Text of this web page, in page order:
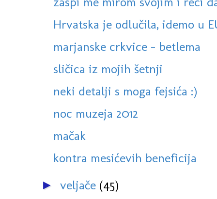
Hrvatska je odlučila, idemo u
marjanske crkvice - betlema
sličica iz mojih šetnji
neki detalji s moga fejsića :)
noc muzeja 2012
mačak
kontra mesićevih beneficija
► veljače (45)